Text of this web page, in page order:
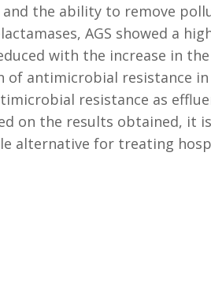
the ability to remove
AGS showed a
with the increase in
antimicrobial resistance
resistance as
on the results obtained, it
alternative for treating